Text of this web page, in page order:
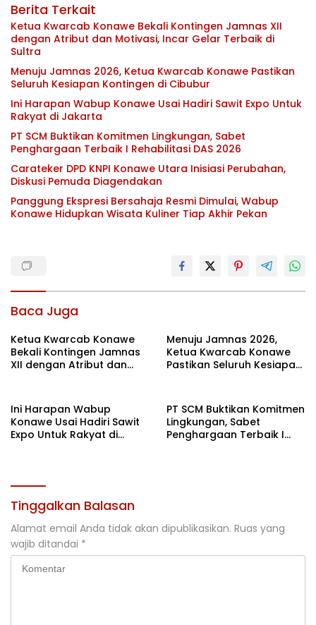
Berita Terkait
Ketua Kwarcab Konawe Bekali Kontingen Jamnas XII
dengan Atribut dan Motivasi, Incar Gelar Terbaik di
Sultra
Menuju Jamnas 2026, Ketua Kwarcab Konawe Pastikan
Seluruh Kesiapan Kontingen di Cibubur
Ini Harapan Wabup Konawe Usai Hadiri Sawit Expo Untuk
Rakyat di Jakarta
PT SCM Buktikan Komitmen Lingkungan, Sabet
Penghargaan Terbaik I Rehabilitasi DAS 2026
Carateker DPD KNPI Konawe Utara Inisiasi Perubahan,
Diskusi Pemuda Diagendakan
Panggung Ekspresi Bersahaja Resmi Dimulai, Wabup
Konawe Hidupkan Wisata Kuliner Tiap Akhir Pekan
Baca Juga
Ketua Kwarcab Konawe
Bekali Kontingen Jamnas
XII dengan Atribut dan
Menuju Jamnas 2026,
Ketua Kwarcab Konawe
Pastikan Seluruh Kesiapan
Ini Harapan Wabup
Konawe Usai Hadiri Sawit
Expo Untuk Rakyat di
PT SCM Buktikan Komitmen
Lingkungan, Sabet
Penghargaan Terbaik I
Tinggalkan Balasan
Alamat email Anda tidak akan dipublikasikan. Ruas yang
wajib ditandai *